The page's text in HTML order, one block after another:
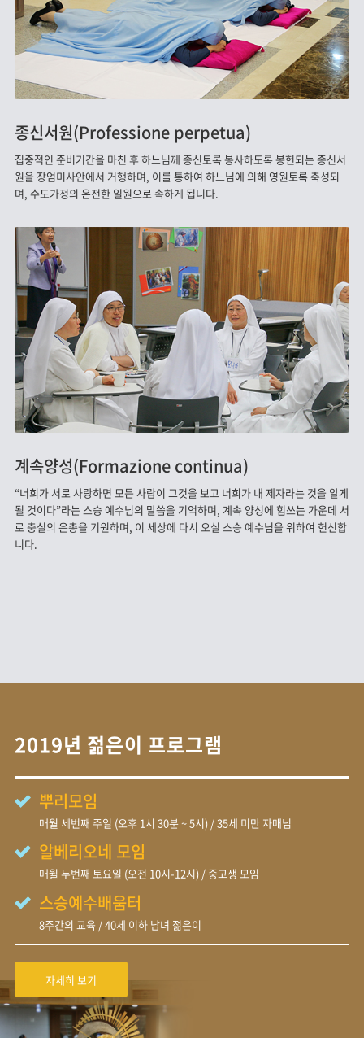
종신서원(Professione perpetua)
집중적인 준비기간을 마친 후 하느님께 종신토록 봉사하도록 봉헌되는 종신서
원을 장엄미사안에서 거행하며, 이를 통하여 하느님에 의해 영원토록 축성되
며, 수도가정의 온전한 일원으로 속하게 됩니다.
계속양성(Formazione continua)
“너희가 서로 사랑하면 모든 사람이 그것을 보고 너희가 내 제자라는 것을 알게
될 것이다”라는 스승 예수님의 말씀을 기억하며, 계속 양성에 힘쓰는 가운데 서
로 충실의 은총을 기원하며, 이 세상에 다시 오실 스승 예수님을 위하여 헌신합
니다.
2019년 젊은이 프로그램
뿌리모임
매월 세번째 주일 (오후 1시 30분 ~ 5시) / 35세 미만 자매님
알베리오네 모임
매월 두번째 토요일 (오전 10시-12시) / 중고생 모임
스승예수배움터
8주간의 교육 / 40세 이하 남녀 젊은이
자세히 보기